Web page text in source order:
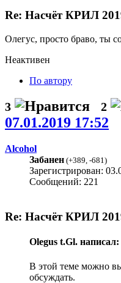
Re: Насчёт КРИЛ
Олегус, просто браво, ты
Неактивен
По автору
3 2
07.01.2019 17:52
Alcohol
Забанен (+389, -681)
Зарегистрирован:
Сообщений: 221
Re: Насчёт КРИЛ
Olegus t.Gl. написал:
В этой теме можно
обсуждать.